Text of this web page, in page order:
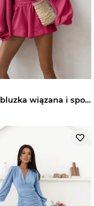
Komplet bluzka wiązana i spodenki MOELI - fuksjowy magmac